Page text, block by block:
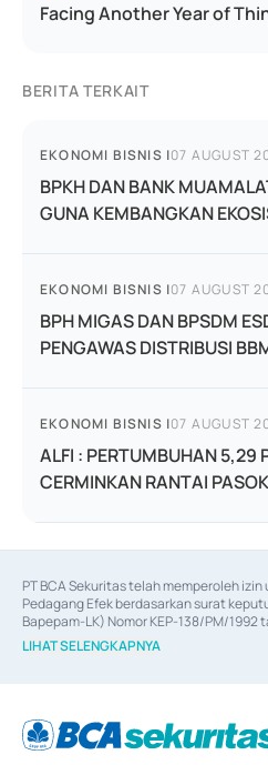
Facing Another Year of
BERITA TERKAIT
EKONOMI BISNIS |07 AUGUST
BPKH DAN BANK
GUNA KEMBANGKAN
EKONOMI BISNIS |07 AUGUST
BPH MIGAS DAN BPSDM
PENGAWAS DISTRIBUSI
EKONOMI BISNIS |07 AUGUST
ALFI : PERTUMBUHAN 5,29
CERMINKAN RANTAI
PT BCA Sekuritas telah memperoleh
Pedagang Efek berdasarkan surat
Bapepam-LK) Nomor KEP-138/PM/1992
06/D.04/2014 tanggal 28 Februari 2014,
Efek berdasarkan surat keputusan
berdasarkan surat keputusan Otoritas
67/PM.21/2017 tanggal 3 Februari 2017,
LIHAT SELENGKAPNYA